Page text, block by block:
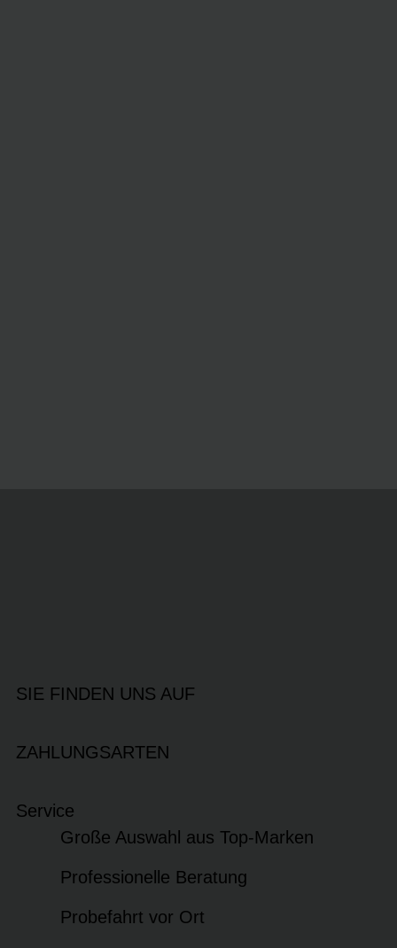
SIE FINDEN UNS AUF
ZAHLUNGSARTEN
Service
Große Auswahl aus Top-Marken
Professionelle Beratung
Probefahrt vor Ort